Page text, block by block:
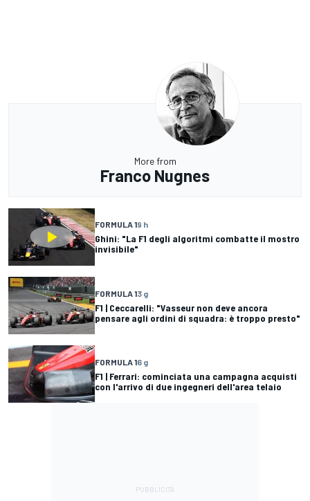
More from
Franco Nugnes
FORMULA 19 h
Ghini: "La F1 degli algoritmi combatte il mostro
invisibile"
FORMULA 13 g
F1 | Ceccarelli: "Vasseur non deve ancora
pensare agli ordini di squadra: è troppo presto"
FORMULA 16 g
F1 | Ferrari: cominciata una campagna acquisti
con l'arrivo di due ingegneri dell'area telaio